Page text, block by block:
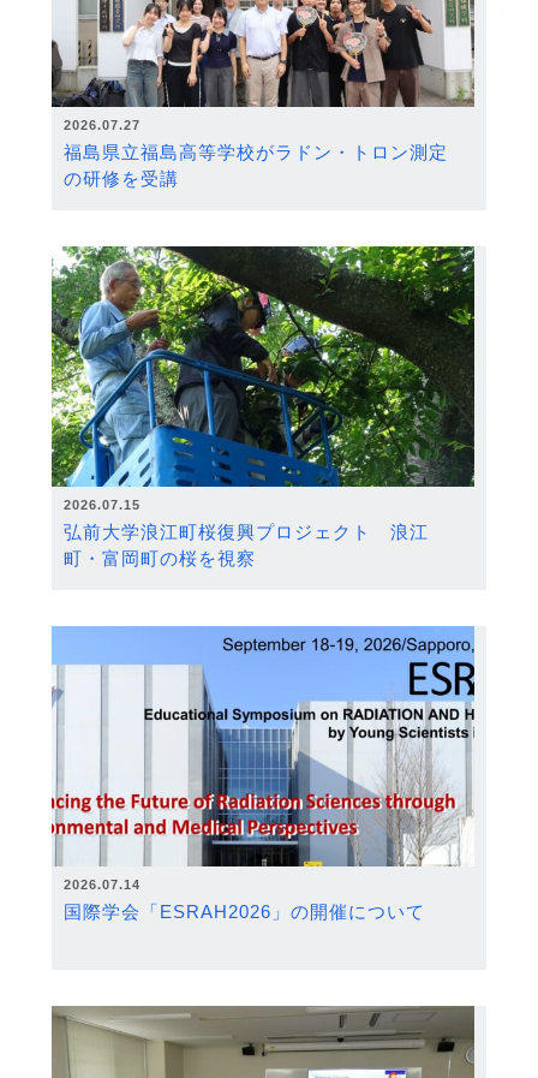
2026.07.27
福島県立福島高等学校がラドン・トロン測定
の研修を受講
2026.07.15
弘前大学浪江町桜復興プロジェクト 浪江
町・富岡町の桜を視察
2026.07.14
国際学会「ESRAH2026」の開催について